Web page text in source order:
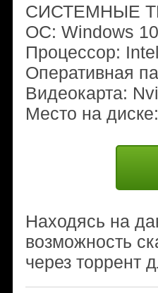
СИСТЕМНЫЕ
ОС: Windows
Процессор:
Оперативная
Видеокарта:
Место на
Находясь на
возможность
через торрент